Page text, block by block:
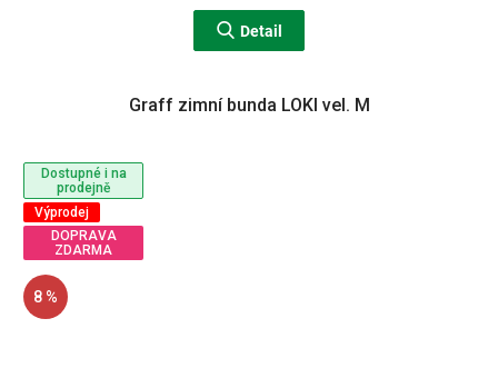
Detail
Dostupné i na
prodejně
Výprodej
DOPRAVA
ZDARMA
8 %
Graff zimní bunda LOKI vel. M